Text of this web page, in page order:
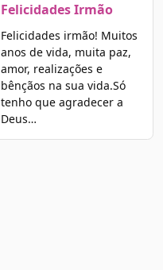
Felicidades Irmão
Felicidades irmão! Muitos
anos de vida, muita paz,
amor, realizações e
bênçãos na sua vida.Só
tenho que agradecer a
Deus…